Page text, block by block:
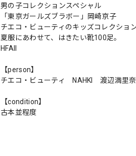
男の子コレクションスペシャル
「東京ガールズブラボー」岡崎京子
チエコ・ビューティのキッズコレクショ
夏服にあわせて、はきたい靴100足。
HFAII
【person】
チエコ・ビューティ NAHKI 渡辺満
【condition】
古本並程度